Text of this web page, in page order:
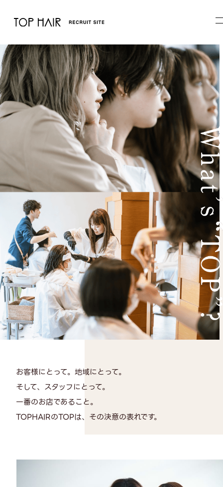
お客様にとって。地域にとって。
そして、スタッフにとって。
一番のお店であること。
TOPHAIRのTOPは、その決意の表れです。